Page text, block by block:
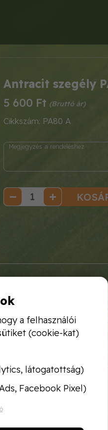
Antracit szegély
5 600 Ft
Cikkszám: PA80 A
rendezheti el a
a
is, mint például:
egyaránt ajánlott.
a felhasználói
(cookie-kat)
látogatottság)
Facebook Pixel)